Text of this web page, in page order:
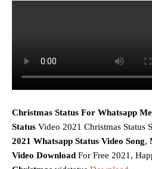
Christmas Status For Whatsapp
Status Video 2021 Christmas Status
2021 Whatsapp Status Video Song,
Video Download For Free 2021,